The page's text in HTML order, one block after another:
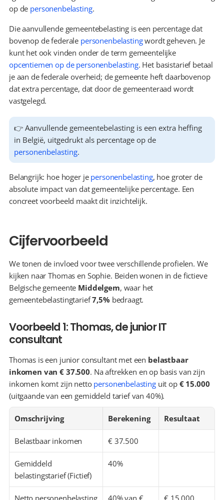
op de personenbelasting.
Die aanvullende gemeentebelasting is een percentage dat
bovenop de federale personenbelasting wordt geheven. Je
kunt het ook vinden onder de term gemeentelijke
opcentiemen op de personenbelasting. Het basistarief betaal
je aan de federale overheid; de gemeente heft daarbovenop
dat extra percentage, dat door de gemeenteraad wordt
vastgelegd.
👉 Aanvullende gemeentebelasting is een extra heffing
personenbelasting.
Belangrijk: hoe hoger je personenbelasting, hoe groter de
absolute impact van dat gemeentelijke percentage. Een
concreet voorbeeld maakt dit inzichtelijk.
Cijfervoorbeeld
We tonen de invloed voor twee verschillende profielen. We
kijken naar Thomas en Sophie. Beiden wonen in de fictieve
Belgische gemeente Middelgem, waar het
gemeentebelastingtarief 7,5% bedraagt.
Voorbeeld 1: Thomas, de junior IT
consultant
Thomas is een junior consultant met een belastbaar
inkomen van € 37.500. Na aftrekken en op basis van zijn
inkomen komt zijn netto personenbelasting uit op € 15.000
(uitgaande van een gemiddeld tarief van 40%).
Omschrijving Berekening Resultaat
Belastbaar inkomen € 37.500
Gemiddeld
belastingstarief (Fictief)
40%
Netto personenbelasting 40% van € € 15.000